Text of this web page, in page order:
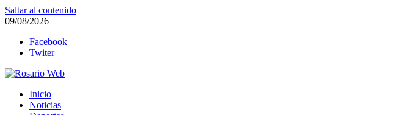
Saltar al contenido
09/08/2026
Facebook
Twiter
Rosario Web
Todas la noticias de Rosario y la zona
Inicio
Noticias